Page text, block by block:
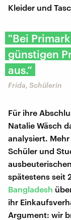
Kleider und
"Bei
günstigen
aus.“
Frida, Schülerin
Für ihre
Natalie Wäsch
analysiert.
Schüler und
spätestens seit
Bangladesh
ihr
Argument: wir